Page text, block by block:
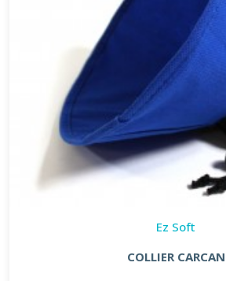
Ez Soft
COLLIER CARCAN